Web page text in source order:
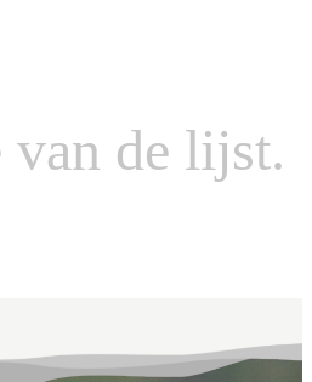
van de lijst.